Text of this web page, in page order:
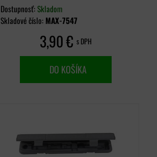
Dostupnosť:Skladom
Skladové číslo: MAX-7547
3,90 €s DPH
DO KOŠÍKA